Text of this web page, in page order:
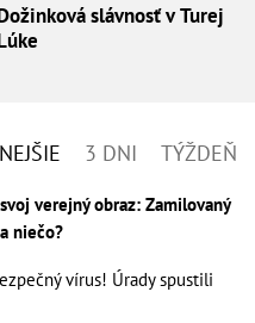
slávnosť v Turej
3 DNI TÝŽDEŇ
verejný obraz: Zamilovaný
niečo?
vírus! Úrady spustili